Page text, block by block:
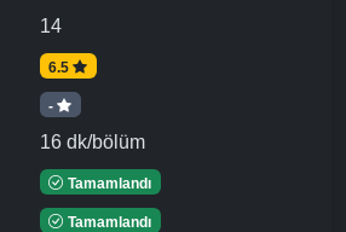
14
6.5
-
16 dk/bölüm
Tamamlandı
Tamamlandı